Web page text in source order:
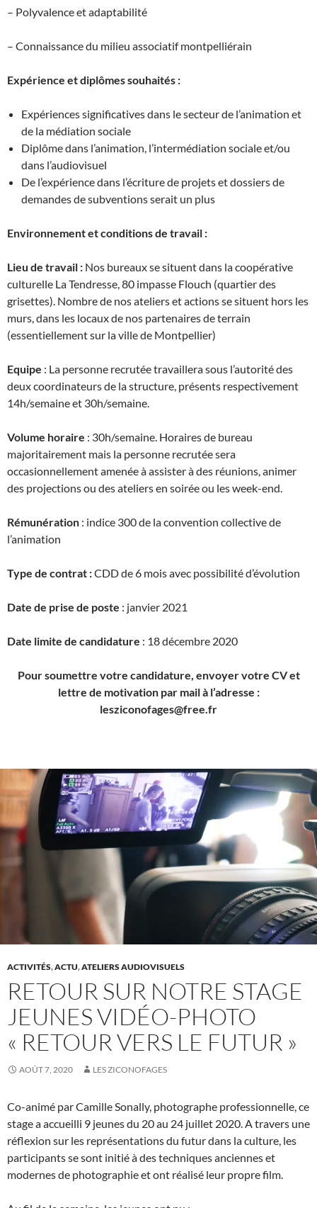
– Polyvalence et adaptabilité
– Connaissance du milieu associatif montpelliérain
Expérience et diplômes souhaités :
Expériences significatives dans le secteur de l’animation et
de la médiation sociale
Diplôme dans l’animation, l’intermédiation sociale et/ou
dans l’audiovisuel
De l’expérience dans l’écriture de projets et dossiers de
demandes de subventions serait un plus
Environnement et conditions de travail :
Lieu de travail : Nos bureaux se situent dans la coopérative
culturelle La Tendresse, 80 impasse Flouch (quartier des
grisettes). Nombre de nos ateliers et actions se situent hors les
murs, dans les locaux de nos partenaires de terrain
(essentiellement sur la ville de Montpellier)
Equipe : La personne recrutée travaillera sous l’autorité des
deux coordinateurs de la structure, présents respectivement
14h/semaine et 30h/semaine.
Volume horaire : 30h/semaine. Horaires de bureau
majoritairement mais la personne recrutée sera
occasionnellement amenée à assister à des réunions, animer
des projections ou des ateliers en soirée ou les week-end.
Rémunération : indice 300 de la convention collective de
l’animation
Type de contrat :CDD de 6 mois avec possibilité d’évolution
Date de prise de poste : janvier 2021
Date limite de candidature : 18 décembre 2020
Pour soumettre votre candidature, envoyer votre CV et
lettre de motivation par mail à l’adresse :
lesziconofages@free.fr
ACTIVITÉS,ACTU,ATELIERS AUDIOVISUELS
RETOUR SUR NOTRE STAGE
JEUNES VIDÉO-PHOTO
« RETOUR VERS LE FUTUR »
AOÛT 7, 2020 LES ZICONOFAGES
Co-animé par Camille Sonally, photographe professionnelle, ce
stage a accueilli 9 jeunes du 20 au 24 juillet 2020. A travers une
réflexion sur les représentations du futur dans la culture, les
participants se sont initié à des techniques anciennes et
modernes de photographie et ont réalisé leur propre film.